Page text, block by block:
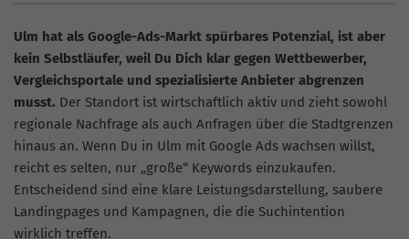
Ulm hat als Google-Ads-Markt spürbares Potenzial, ist aber
kein Selbstläufer, weil Du Dich klar gegen Wettbewerber,
Vergleichsportale und spezialisierte Anbieter abgrenzen
musst. Der Standort ist wirtschaftlich aktiv und zieht sowohl
regionale Nachfrage als auch Anfragen über die Stadtgrenzen
hinaus an. Wenn Du in Ulm mit Google Ads wachsen willst,
reicht es selten, nur „große“ Keywords einzukaufen.
Entscheidend sind eine klare Leistungsdarstellung, saubere
Landingpages und Kampagnen, die die Suchintention
wirklich treffen.